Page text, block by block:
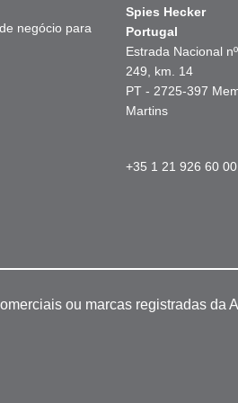
negócio para
Spies Hecker
Portugal
Estrada Nacional nº
249, km. 14
PT - 2725-397
Martins
+35 1 21 926 60 00
ou marcas registradas da